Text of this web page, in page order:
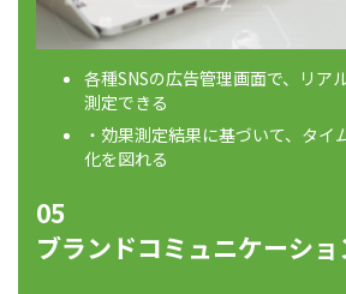
各種SNSの広告管理画面で、リア
測定できる
・効果測定結果に基づいて、タイ
化を図れる
05
ブランドコミュニケーシ